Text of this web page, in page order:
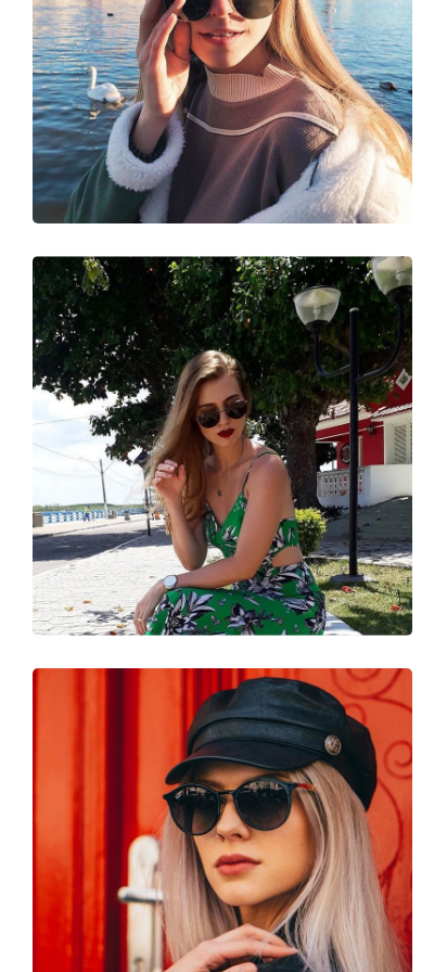
Lățimea ramei:
142 mm
Lungimea brațelor:
145 mm
Lățimea punții nazale:
17 mm
Greutate:
45 g
Pernițe reglabile pentru nas:
Nu
Accesorii
Suport:
Da
Lavetă pentru curățat:
Da
Altele
Sex:
Unisex
Categorie:
Ochelari de
Brand:
Ray-Ban
Utilizare:
Modă
RB4202 601/8G
Disponibil si cu dioptrii:
Da